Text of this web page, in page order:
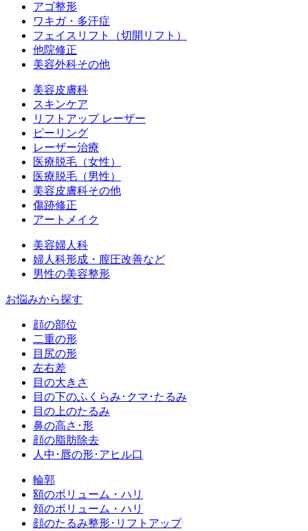
アゴ整形
ワキガ・多汗症
フェイスリフト（切開リフト）
他院修正
美容外科その他
美容皮膚科
スキンケア
リフトアップ レーザー
ピーリング
レーザー治療
医療脱毛（女性）
医療脱毛（男性）
美容皮膚科その他
傷跡修正
アートメイク
美容婦人科
婦人科形成・膣圧改善など
男性の美容整形
お悩みから探す
顔の部位
二重の形
目尻の形
左右差
目の大きさ
目の下のふくらみ･クマ･たるみ
目の上のたるみ
鼻の高さ･形
顔の脂肪除去
人中･唇の形･アヒル口
輪郭
額のボリューム・ハリ
頬のボリューム・ハリ
顔のたるみ整形･リフトアップ